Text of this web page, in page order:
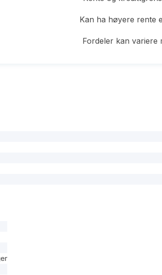
Kan ha høyere rente
Fordeler kan variere